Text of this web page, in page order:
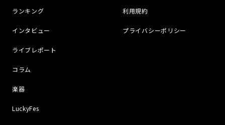
ランキング
インタビュー
ライブレポート
コラム
楽器
LuckyFes
利用規約
プライバシーポリシー